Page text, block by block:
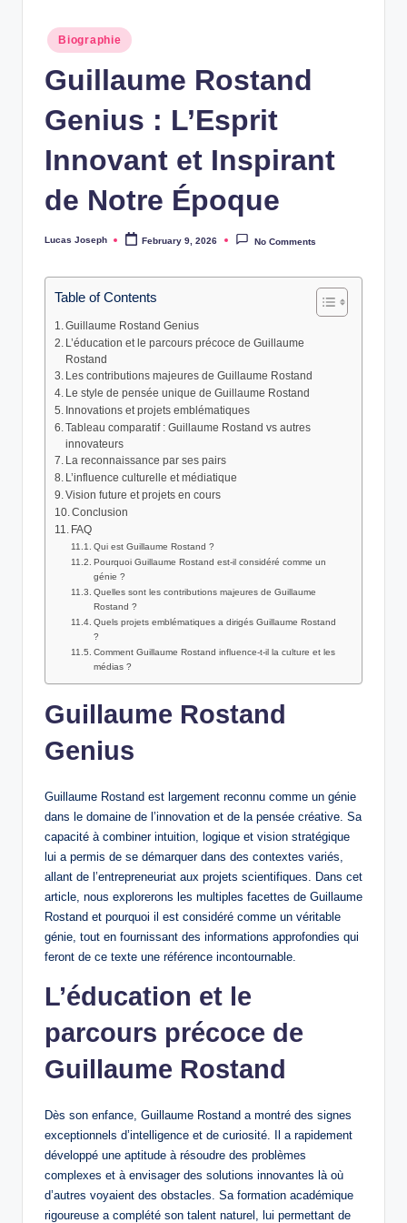
Posted
in
Biographie
Guillaume Rostand
Genius : L’Esprit
Innovant et Inspirant
de Notre Époque
Posted
Lucas Joseph February 9, 2026 No Comments
Table of Contents
Guillaume Rostand Genius
L’éducation et le parcours précoce de Guillaume
Rostand
Les contributions majeures de Guillaume Rostand
Le style de pensée unique de Guillaume Rostand
Innovations et projets emblématiques
Tableau comparatif : Guillaume Rostand vs autres
innovateurs
La reconnaissance par ses pairs
L’influence culturelle et médiatique
Vision future et projets en cours
Conclusion
FAQ
Qui est Guillaume Rostand ?
Pourquoi Guillaume Rostand est-il considéré comme un
génie ?
Quelles sont les contributions majeures de Guillaume
Rostand ?
Quels projets emblématiques a dirigés Guillaume Rostand
?
Comment Guillaume Rostand influence-t-il la culture et les
médias ?
Guillaume Rostand
Genius
Guillaume Rostand est largement reconnu comme un génie
dans le domaine de l’innovation et de la pensée créative. Sa
capacité à combiner intuition, logique et vision stratégique
lui a permis de se démarquer dans des contextes variés,
allant de l’entrepreneuriat aux projets scientifiques. Dans cet
article, nous explorerons les multiples facettes de Guillaume
Rostand et pourquoi il est considéré comme un véritable
génie, tout en fournissant des informations approfondies qui
feront de ce texte une référence incontournable.
L’éducation et le
parcours précoce de
Guillaume Rostand
Dès son enfance, Guillaume Rostand a montré des signes
exceptionnels d’intelligence et de curiosité. Il a rapidement
développé une aptitude à résoudre des problèmes
complexes et à envisager des solutions innovantes là où
d’autres voyaient des obstacles. Sa formation académique
rigoureuse a complété son talent naturel, lui permettant de